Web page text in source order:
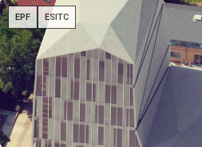
EPF ESITC